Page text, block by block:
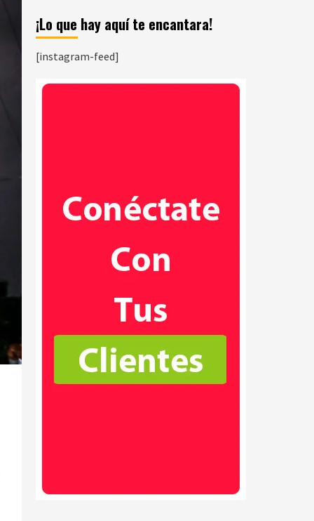
¡Lo que hay aquí te encantara!
[instagram-feed]